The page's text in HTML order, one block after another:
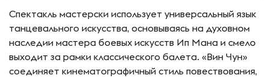
Спектакль мастерски использует универсальный язык
танцевального искусства, основываясь на духовном
наследии мастера боевых искусств Ип Мана и смело
выходит за рамки классического балета. «Вин Чун»
соединяет кинематографичный стиль повествования,